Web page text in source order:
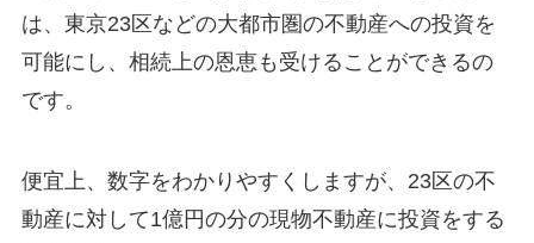
は、東京23区などの大都市圏の不動産への投資を
可能にし、相続上の恩恵も受けることができるの
です。
便宜上、数字をわかりやすくしますが、23区の不
動産に対して1億円の分の現物不動産に投資をする